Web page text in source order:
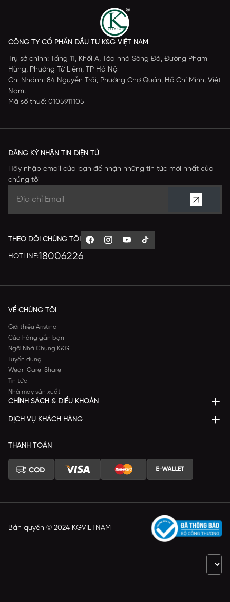
CÔNG TY CỔ PHẦN ĐẦU TƯ K&G VIỆT NAM
Trụ sở chính: Tầng 11, Khối A, Tòa nhà Sông Đà, Đường Phạm
Hùng, Phường Từ Liêm, TP Hà Nội
Chi Nhánh: 84 Nguyễn Trãi, Phường Chợ Quán, Hồ Chí Minh, Việt
Nam.
Mã số thuế: 0105911105
ĐĂNG KÝ NHẬN TIN ĐIỆN TỬ
Hãy nhập email của bạn để nhận những tin tức mới nhất của
chúng tôi
THEO DÕI CHÚNG TÔI
HOTLINE:18006226
VỀ CHÚNG TÔI
Giới thiệu Aristino
Cửa hàng gần bạn
Ngôi Nhà Chung K&G
Tuyển dụng
Wear-Care-Share
Tin tức
Nhà máy sản xuất
CHÍNH SÁCH & ĐIỀU KHOẢN
DỊCH VỤ KHÁCH HÀNG
THANH TOÁN
Bản quyền © 2024 KGVIETNAM